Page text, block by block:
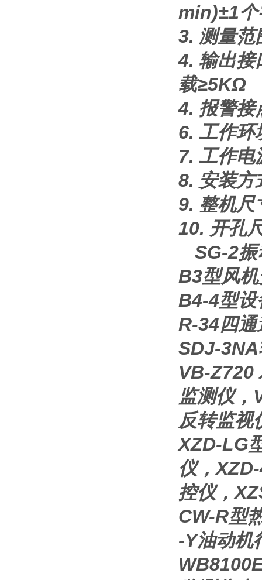
min)±1个
3. 测量范
4. 输出接
载≥5KΩ
4. 报警接
6. 工作
7. 工作电
8. 安装方
9. 整机尺
10. 开孔
SG-2
B3型风
B4-4型设
R-34四
SDJ-
VB-Z720
监测仪，
反转监视
XZD-LG
仪，
控仪，
CW-R型
-Y油动机